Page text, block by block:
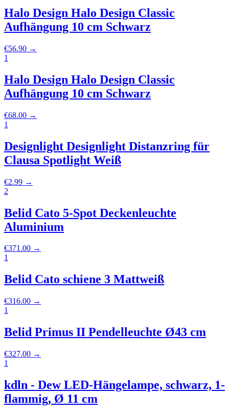
Halo Design Halo Design Classic
Aufhängung 10 cm Schwarz
€56.90 →
1
Halo Design Halo Design Classic
Aufhängung 10 cm Schwarz
€68.00 →
1
Designlight Designlight Distanzring für
Clausa Spotlight Weiß
€2.99 →
2
Belid Cato 5-Spot Deckenleuchte
Aluminium
€371.00 →
1
Belid Cato schiene 3 Mattweiß
€316.00 →
1
Belid Primus II Pendelleuchte Ø43 cm
€327.00 →
1
kdln - Dew LED-Hängelampe, schwarz, 1-
flammig, Ø 11 cm